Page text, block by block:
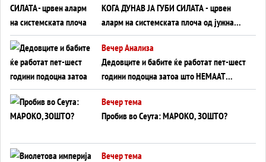
КОГА ДУНАВ ЈА ГУБИ СИЛАТА - црвен
аларм на системската плоча од јужна
Германија до Црното Море...
Вечер Анализа
Дедовците и бабите ќе работат пет-шест
години подоцна затоа што НЕМААТ
ВНУЦИ ДА ГИ ЗАМЕНАТ
Вечер тема
Пробив во Сеута: МАРОКО, ЗОШТО?
Вечер тема